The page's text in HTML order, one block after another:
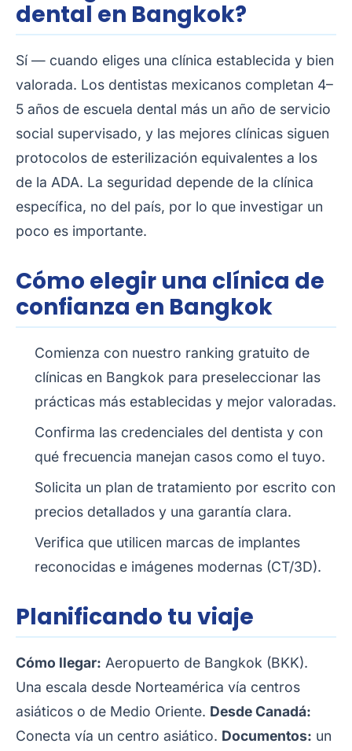
dental en Bangkok?
Sí — cuando eliges una clínica establecida y bien
valorada. Los dentistas mexicanos completan 4–
5 años de escuela dental más un año de servicio
social supervisado, y las mejores clínicas siguen
protocolos de esterilización equivalentes a los
de la ADA. La seguridad depende de la clínica
específica, no del país, por lo que investigar un
poco es importante.
Cómo elegir una clínica de
confianza en Bangkok
Comienza con nuestro ranking gratuito de
clínicas en Bangkok para preseleccionar las
prácticas más establecidas y mejor valoradas.
Confirma las credenciales del dentista y con
qué frecuencia manejan casos como el tuyo.
Solicita un plan de tratamiento por escrito con
precios detallados y una garantía clara.
Verifica que utilicen marcas de implantes
reconocidas e imágenes modernas (CT/3D).
Planificando tu viaje
Cómo llegar: Aeropuerto de Bangkok (BKK).
Una escala desde Norteamérica vía centros
asiáticos o de Medio Oriente. Desde Canadá:
Conecta vía un centro asiático. Documentos: un